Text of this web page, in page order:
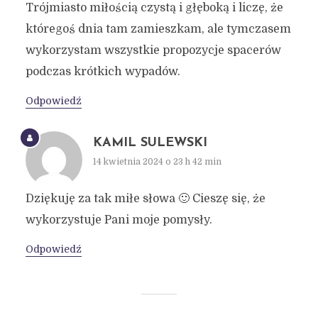
Trójmiasto miłością czystą i głęboką i liczę, że
któregoś dnia tam zamieszkam, ale tymczasem
wykorzystam wszystkie propozycje spacerów
podczas krótkich wypadów.
Odpowiedź
KAMIL SULEWSKI
14 kwietnia 2024 o 23 h 42 min
Dziękuję za tak miłe słowa 🙂 Cieszę się, że
wykorzystuje Pani moje pomysły.
Odpowiedź